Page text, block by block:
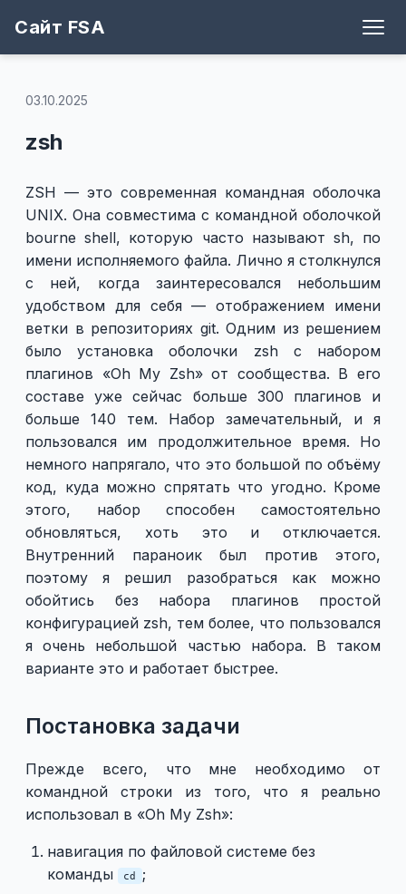
Сайт FSA
03.10.2025
zsh
ZSH — это современная командная оболочка
UNIX. Она совместима с командной оболочкой
bourne shell, которую часто называют sh, по
имени исполняемого файла. Лично я столкнулся
с ней, когда заинтересовался небольшим
удобством для себя — отображением имени
ветки в репозиториях git. Одним из решением
было установка оболочки zsh с набором
плагинов «Oh My Zsh» от сообщества. В его
составе уже сейчас больше 300 плагинов и
больше 140 тем. Набор замечательный, и я
пользовался им продолжительное время. Но
немного напрягало, что это большой по объёму
код, куда можно спрятать что угодно. Кроме
этого, набор способен самостоятельно
обновляться, хоть это и отключается.
Внутренний параноик был против этого,
поэтому я решил разобраться как можно
обойтись без набора плагинов простой
конфигурацией zsh, тем более, что пользовался
я очень небольшой частью набора. В таком
варианте это и работает быстрее.
Постановка задачи
Прежде всего, что мне необходимо от
командной строки из того, что я реально
использовал в «Oh My Zsh»:
навигация по файловой системе без
команды
cd
;